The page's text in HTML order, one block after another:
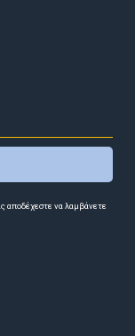
αποδέχεστε να λαμβάνετε